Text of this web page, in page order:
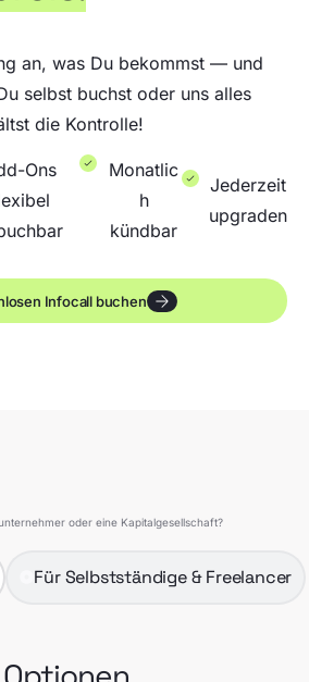
an, was Du bekommst — und
selbst buchst oder uns alles
die Kontrolle!
Ons
Monatlic
h
kündbar
Jederzeit
upgraden
Infocall buchen
oder eine Kapitalgesellschaft?
Für Selbstständige & Freelancer